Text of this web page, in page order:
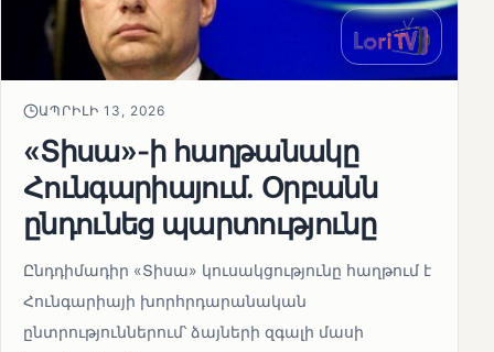
ԱՊՐԻԼԻ 13, 2026
«Տիսա»-ի հաղթանակը
Հունգարիայում․ Օրբանն
ընդունեց պարտությունը
Ընդդիմադիր «Տիսա» կուսակցությունը հաղթում է
Հունգարիայի խորհրդարանական
ընտրություններում՝ ձայների զգալի մասի